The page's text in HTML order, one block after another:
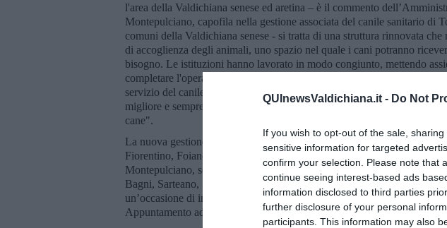
QUInewsValdichiana.it - Do Not
If you wish to opt-out of the sale,
sensitive information for targeted
confirm your selection. Please note that
continue seeing interest-based ads
information disclosed to third parties
further disclosure of your personal
participants. This information may also
l'area della Valdichiana senese ed aretina – è il commento
Montepulciano, capofila nella gestione associata del canile sanitario di
comuni della Valdichiana senese - si tratta di una struttura rinnovata
di accoglienza degli animali, uno spazio nel quale i cani potranno
bisogno. Le istituzioni hanno lavorato in modo congiunto, mettendo
completare l'opera, confermando la propria sensibilità al mondo dei cani
servizio del canile sanitario intercomunale di Torrita di Siena, riusciamo
migliore e sempre più adeguata ad un territorio esteso che, da oggi,
cane".
La nuova gestione vede Cortona come capofila del canile rifugio
Fiorentino, Foiano, Lucignano e Marciano, mentre per il territorio
Montepulciano, sono ricompresi i municipi di Cetona, Chianciano
Bagni, Sarteano, Sinalunga, Torrita di Siena e Trequanda. Per tutti gli
un’occasione di incontro: domenica 12 marzo si terrà l’iniziativa
Appuntamento ad Ossaia dalle 9,30 per informazioni 3891572256